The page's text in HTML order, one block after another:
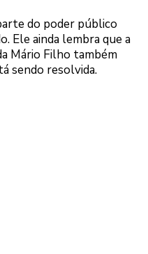
do poder público
Ele ainda lembra que a
Mário Filho também
sendo resolvida.